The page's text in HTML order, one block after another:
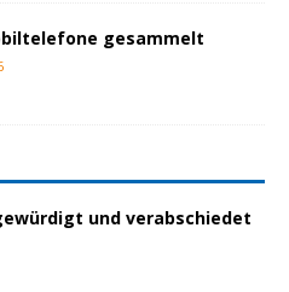
gesammelt
und verabschiedet